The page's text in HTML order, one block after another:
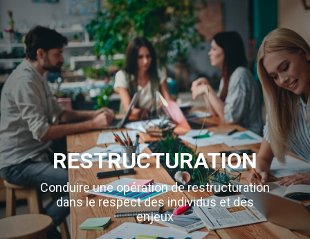
RESTRUCTURATION
Conduire une opération de restructuration
dans le respect des individus et des
enjeux